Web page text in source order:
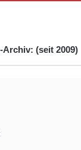
(seit 2009)